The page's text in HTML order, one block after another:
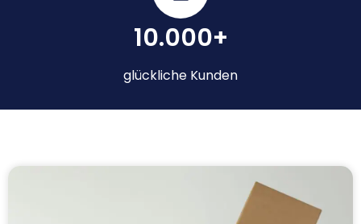
10.000+
glückliche Kunden